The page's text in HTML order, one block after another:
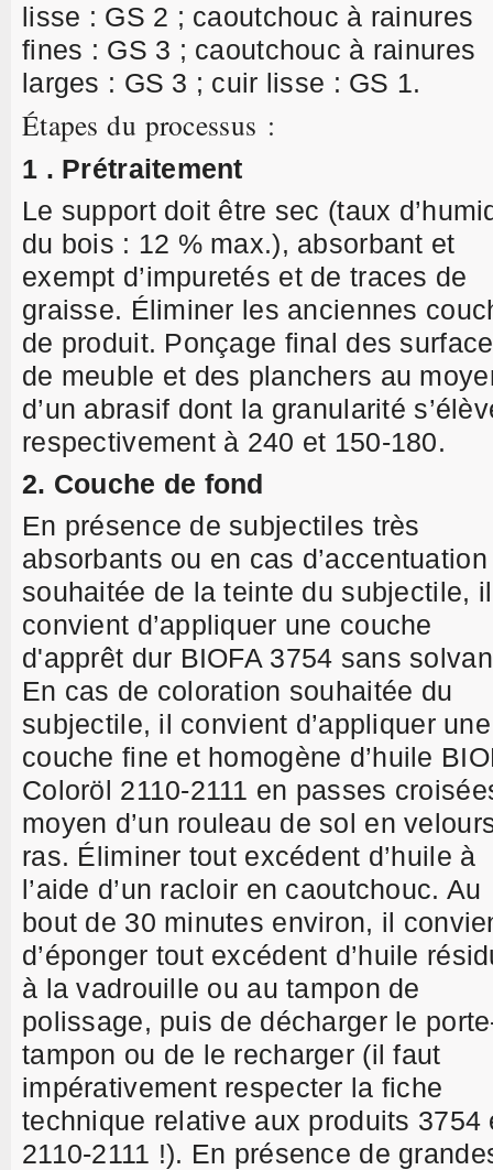
lisse : GS 2 ; caoutchouc à rainures
fines : GS 3 ; caoutchouc à rainures
larges : GS 3 ; cuir lisse : GS 1.
Étapes du processus :
1 . Prétraitement
Le support doit être sec (taux
du bois : 12 % max.), absorbant et
exempt d’impuretés et de traces de
graisse. Éliminer les anciennes
de produit. Ponçage final des
de meuble et des planchers au
d’un abrasif dont la granularité
respectivement à 240 et 150-180.
2. Couche de fond
En présence de subjectiles très
absorbants ou en cas d’accentuation
souhaitée de la teinte du subjectile, il
convient d’appliquer une couche
d'apprêt dur BIOFA 3754 sans
En cas de coloration souhaitée du
subjectile, il convient d’appliquer une
couche fine et homogène d’huile
Coloröl 2110-2111 en passes
moyen d’un rouleau de sol en
ras. Éliminer tout excédent d’huile à
l’aide d’un racloir en caoutchouc. Au
bout de 30 minutes environ, il
d’éponger tout excédent d’huile
à la vadrouille ou au tampon de
polissage, puis de décharger le
tampon ou de le recharger (il faut
impérativement respecter la fiche
technique relative aux produits 3754
2110-2111 !). En présence de